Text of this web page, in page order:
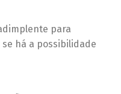
para
há a possibilidade